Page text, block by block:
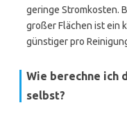
geringe Stromkosten.
großer Flächen ist ein
günstiger pro
Wie berechne ich
selbst?